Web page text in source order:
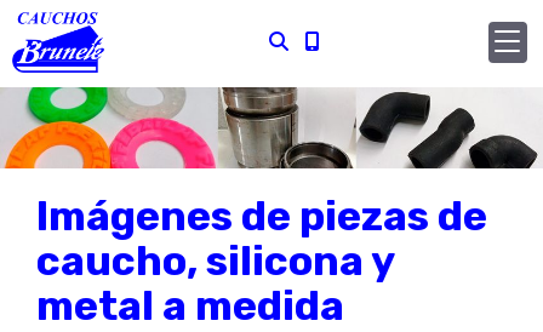
Imágenes de piezas de
caucho, silicona y
metal a medida